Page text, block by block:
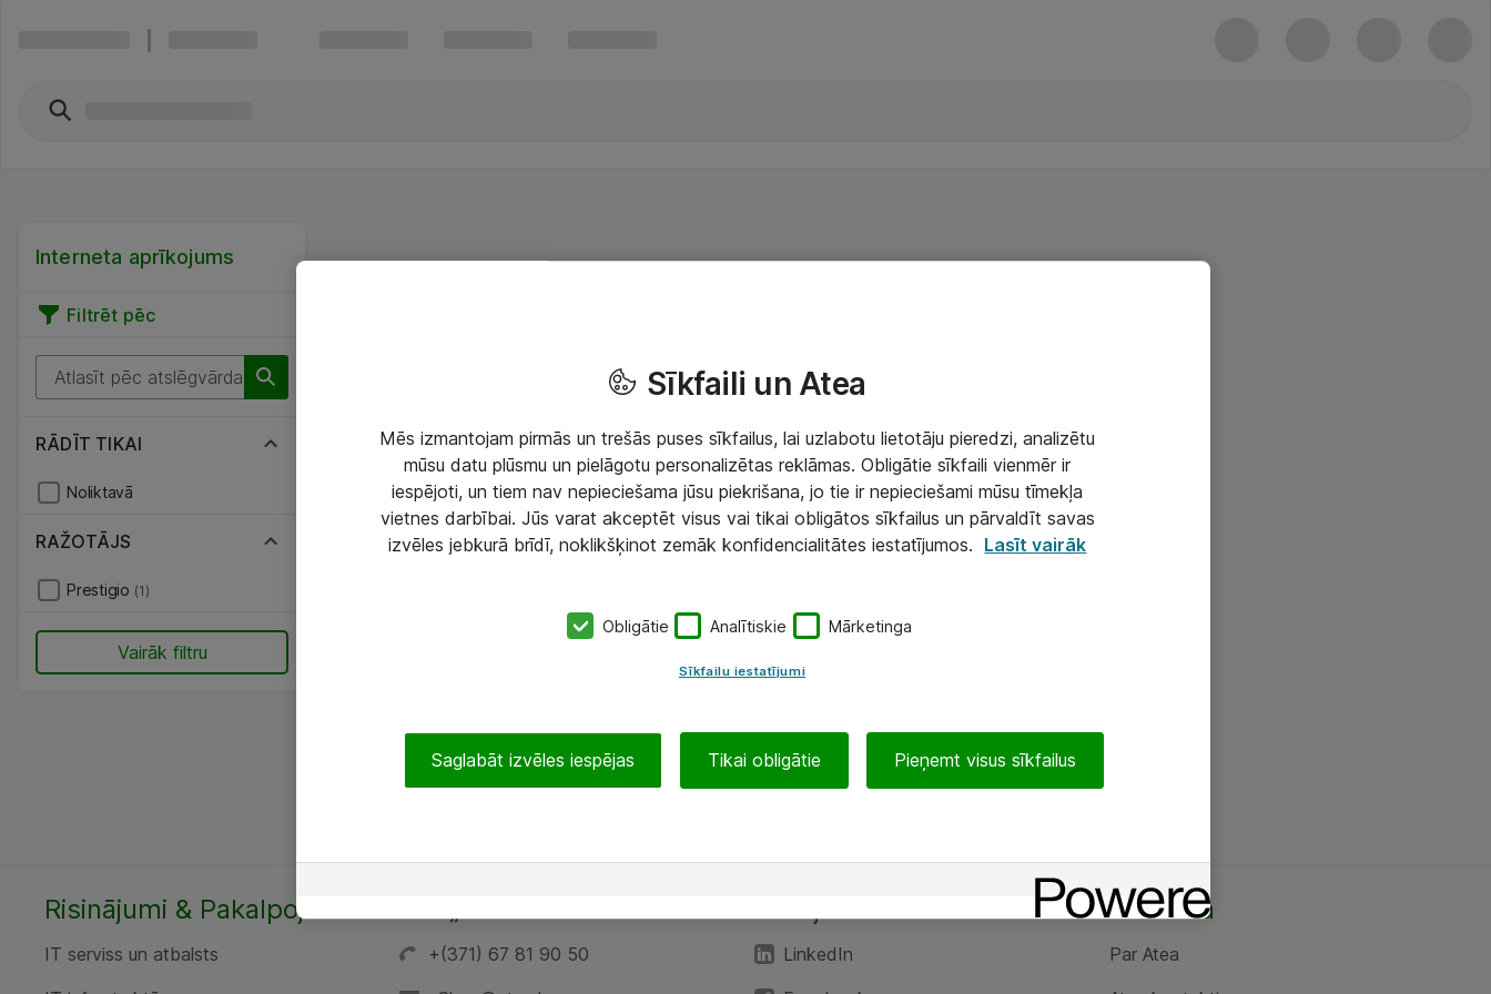
Interneta aprīkojums
Filtrēt pēc
RĀDĪT TIKAI
Noliktavā
RAŽOTĀJS
Prestigio (1)
Vairāk filtru
Risinājumi & Pakalpojumi
IT serviss un atbalsts
+(371) 67 81 90 50
LinkedIn
Par Atea
Par Atea
Sīkfaili un Atea
Mēs izmantojam pirmās un trešās puses sīkfailus, lai uzlabotu lietotāju pieredzi, analizētu
mūsu datu plūsmu un pielāgotu personalizētas reklāmas. Obligātie sīkfaili vienmēr ir
iespējoti, un tiem nav nepieciešama jūsu piekrišana, jo tie ir nepieciešami mūsu tīmekļa
vietnes darbībai. Jūs varat akceptēt visus vai tikai obligātos sīkfailus un pārvaldīt savas
izvēles jebkurā brīdī, noklikšķinot zemāk konfidencialitātes iestatījumos. Lasīt vairāk
Obligātie Analītiskie Mārketinga
Sīkfailu iestatījumi
Saglabāt izvēles iespējas Tikai obligātie Pieņemt visus sīkfailus